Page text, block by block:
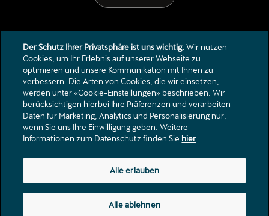
Wilerstrasse 106
8370 Sirnach
info@garageherzog.ch
Kontakt
Kataloge & Preislisten
Rechtliche Hinweise
Datenschutzerklärung
Der Schutz Ihrer Privatsphäre ist uns wichtig. Wir nutzen
Cookies, um Ihr Erlebnis auf unserer Webseite zu
optimieren und unsere Kommunikation mit Ihnen zu
verbessern. Die Arten von Cookies, die wir einsetzen,
werden unter «Cookie-Einstellungen» beschrieben. Wir
berücksichtigen hierbei Ihre Präferenzen und verarbeiten
Daten für Marketing, Analytics und Personalisierung nur,
wenn Sie uns Ihre Einwilligung geben. Weitere
Informationen zum Datenschutz finden Sie hier.
Alle ablehnen
Alle erlauben